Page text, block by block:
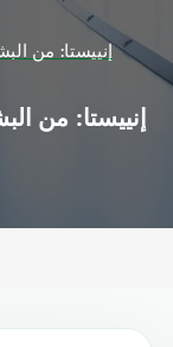
إنييستا: من
إنييستا: من